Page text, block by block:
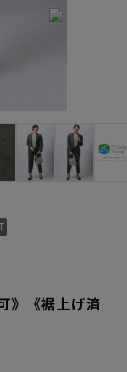
》《裾上げ済